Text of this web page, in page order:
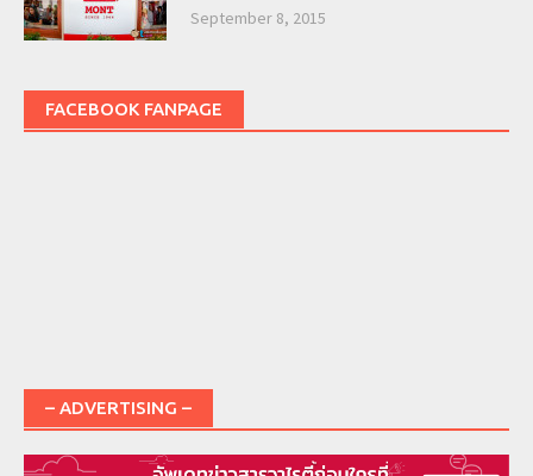
September 8, 2015
FACEBOOK FANPAGE
– ADVERTISING –